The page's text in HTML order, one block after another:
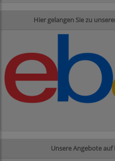
Hier gelangen Sie zu
Unsere Angebote auf